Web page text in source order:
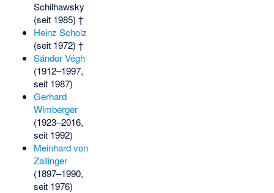
Schilhawsky
(seit 1985) †
Heinz Scholz
(seit 1972) †
Sándor Végh
(1912–1997,
seit 1987)
Gerhard
Wimberger
(1923–2016,
seit 1992)
Meinhard von
Zallinger
(1897–1990,
seit 1976)